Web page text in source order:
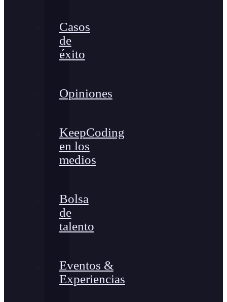
Casos
de
éxito
Opiniones
KeepCoding
en los
medios
Bolsa
de
talento
Eventos &
Experiencias